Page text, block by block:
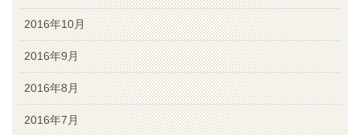
2016年10月
2016年9月
2016年8月
2016年7月